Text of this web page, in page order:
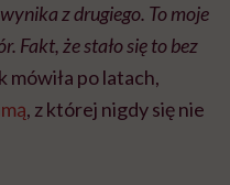
z drugiego. To moje
Fakt, że stało się to bez
mówiła po latach,
, z której nigdy się nie